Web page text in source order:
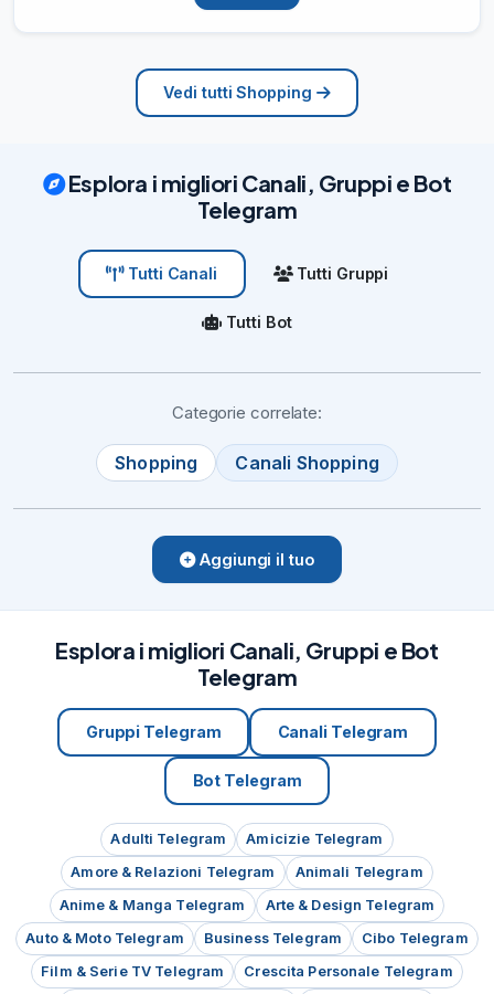
https://amzlink.to/az0agkFj174nP
#affiliate
Scarica l’App Vedi tutti Shopping
Esplora i migliori Canali, Gruppi e Bot
Telegram
Tutti Canali Tutti Gruppi
Tutti Bot
Categorie correlate:
Shopping Canali Shopping
Aggiungi il tuo
Esplora i migliori Canali, Gruppi e Bot
Telegram
Gruppi Telegram Canali Telegram
Bot Telegram
Adulti Telegram
Amicizie Telegram
Amore & Relazioni Telegram
Animali Telegram
Anime & Manga Telegram
Arte & Design Telegram
Auto & Moto Telegram
Business Telegram
Cibo Telegram
Film & Serie TV Telegram
Crescita Personale Telegram